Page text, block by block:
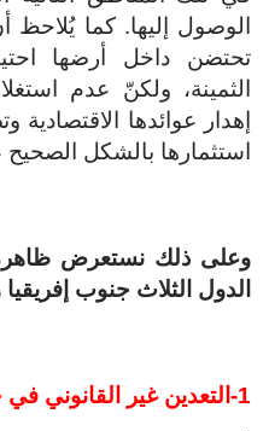
الوصول إليها. كما
تحتضن داخل أرضها
الثمينة، ولكنّ عدم
إهدار عوائدها
استثمارها بالشكل
وعلى ذلك نستعرض ظاهرة
الدول الثلاث جنوب
1-التعدين غير القانوني في جنوب إفريقيا